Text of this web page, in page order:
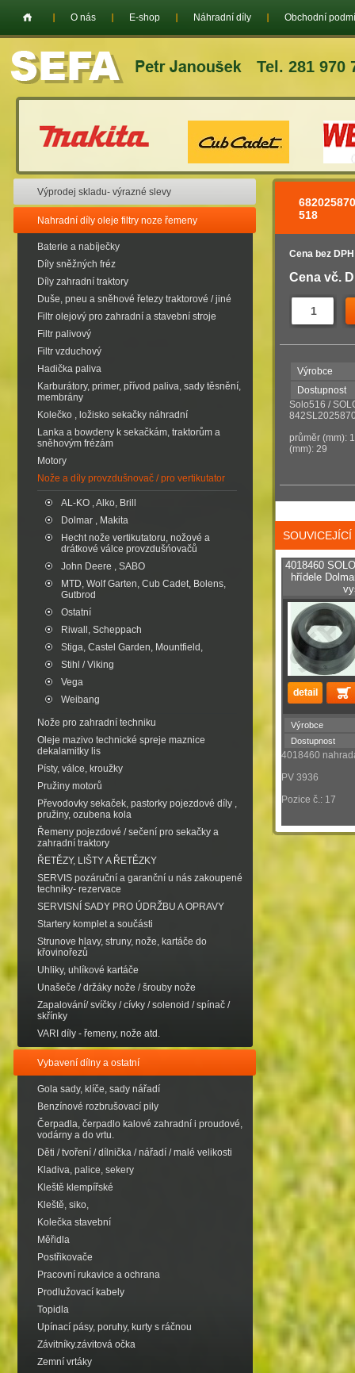
Tel. 281 970
O nás E-shop Náhradní díly Obchodní
Výprodej skladu- výrazné slevy
Nahradní díly oleje filtry noze řemeny
Baterie a nabíječky
Díly sněžných fréz
Díly zahradní traktory
Duše, pneu a sněhové řetezy traktorové / jiné
Filtr olejový pro zahradní a stavební stroje
Filtr palivový
Filtr vzduchový
Hadička paliva
Karburátory, primer, přívod paliva, sady těsnění,
membrány
Kolečko , ložisko sekačky náhradní
Lanka a bowdeny k sekačkám, traktorům a
sněhovým frézám
Motory
Nože a díly provzdušnovač / pro vertikutator
AL-KO , Alko, Brill
Dolmar , Makita
Hecht nože vertikutatoru, nožové a
drátkové válce provzdušńovačů
John Deere , SABO
MTD, Wolf Garten, Cub Cadet, Bolens,
Gutbrod
Ostatní
Riwall, Scheppach
Stiga, Castel Garden, Mountfield,
Stihl / Viking
Vega
Weibang
Nože pro zahradní techniku
Oleje mazivo technické spreje maznice
dekalamitky lis
Písty, válce, kroužky
Pružiny motorů
Převodovky sekaček, pastorky pojezdové díly ,
pružiny, ozubena kola
Řemeny pojezdové / sečení pro sekačky a
zahradní traktory
ŘETĚZY, LIŠTY A ŘETĚZKY
SERVIS pozáruční a garanční u nás zakoupené
techniky- rezervace
SERVISNÍ SADY PRO ÚDRŽBU A OPRAVY
Startery komplet a součásti
Strunove hlavy, struny, nože, kartáče do
křovinořezů
Uhliky, uhlíkové kartáče
Unašeče / držáky nože / šrouby nože
Zapalování/ svíčky / cívky / solenoid / spínač /
skřínky
VARI díly - řemeny, nože atd.
Vybavení dílny a ostatní
Gola sady, klíče, sady nářadí
Benzínové rozbrušovací pily
Čerpadla, čerpadlo kalové zahradní i proudové,
vodárny a do vrtu.
Děti / tvoření / dílnička / nářadí / malé velikosti
Kladiva, palice, sekery
Kleště klempířské
Kleště, siko,
Kolečka stavební
Měřidla
Postřikovače
Pracovní rukavice a ochrana
Prodlužovací kabely
Topidla
Upínací pásy, poruhy, kurty s ráčnou
Závitníky.závitová očka
Zemní vrtáky
518
Cena bez
Cena vč.
Výrobce
Dostupnost
Solo516 /
průměr (mm):
(mm): 29
4018460
hřídele
Výrobce
Dostupnost
4018460
PV 3936
Pozice č.: 17